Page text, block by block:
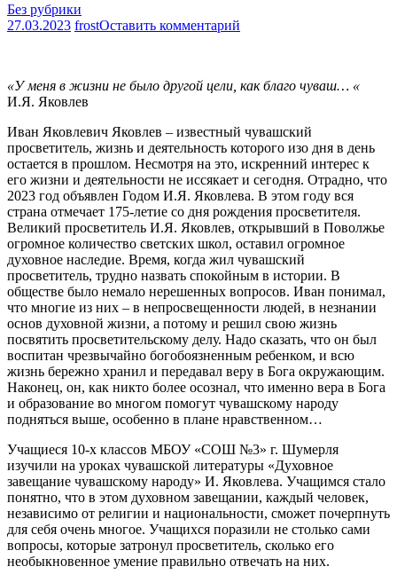
Без рубрики
27.03.2023 frostОставить комментарий
«У меня в жизни не было другой цели, как благо чуваш… «
И.Я. Яковлев
Иван Яковлевич Яковлев – известный чувашский
просветитель, жизнь и деятельность которого изо дня в день
остается в прошлом. Несмотря на это, искренний интерес к
его жизни и деятельности не иссякает и сегодня. Отрадно, что
2023 год объявлен Годом И.Я. Яковлева. В этом году вся
страна отмечает 175-летие со дня рождения просветителя.
Великий просветитель И.Я. Яковлев, открывший в Поволжье
огромное количество светских школ, оставил огромное
духовное наследие. Время, когда жил чувашский
просветитель, трудно назвать спокойным в истории. В
обществе было немало нерешенных вопросов. Иван понимал,
что многие из них – в непросвещенности людей, в незнании
основ духовной жизни, а потому и решил свою жизнь
посвятить просветительскому делу. Надо сказать, что он был
воспитан чрезвычайно богобоязненным ребенком, и всю
жизнь бережно хранил и передавал веру в Бога окружающим.
Наконец, он, как никто более осознал, что именно вера в Бога
и образование во многом помогут чувашскому народу
подняться выше, особенно в плане нравственном…
Учащиеся 10-х классов МБОУ «СОШ №3» г. Шумерля
изучили на уроках чувашской литературы «Духовное
завещание чувашскому народу» И. Яковлева. Учащимся стало
понятно, что в этом духовном завещании, каждый человек,
независимо от религии и национальности, сможет почерпнуть
для себя очень многое. Учащихся поразили не столько сами
вопросы, которые затронул просветитель, сколько его
необыкновенное умение правильно отвечать на них.